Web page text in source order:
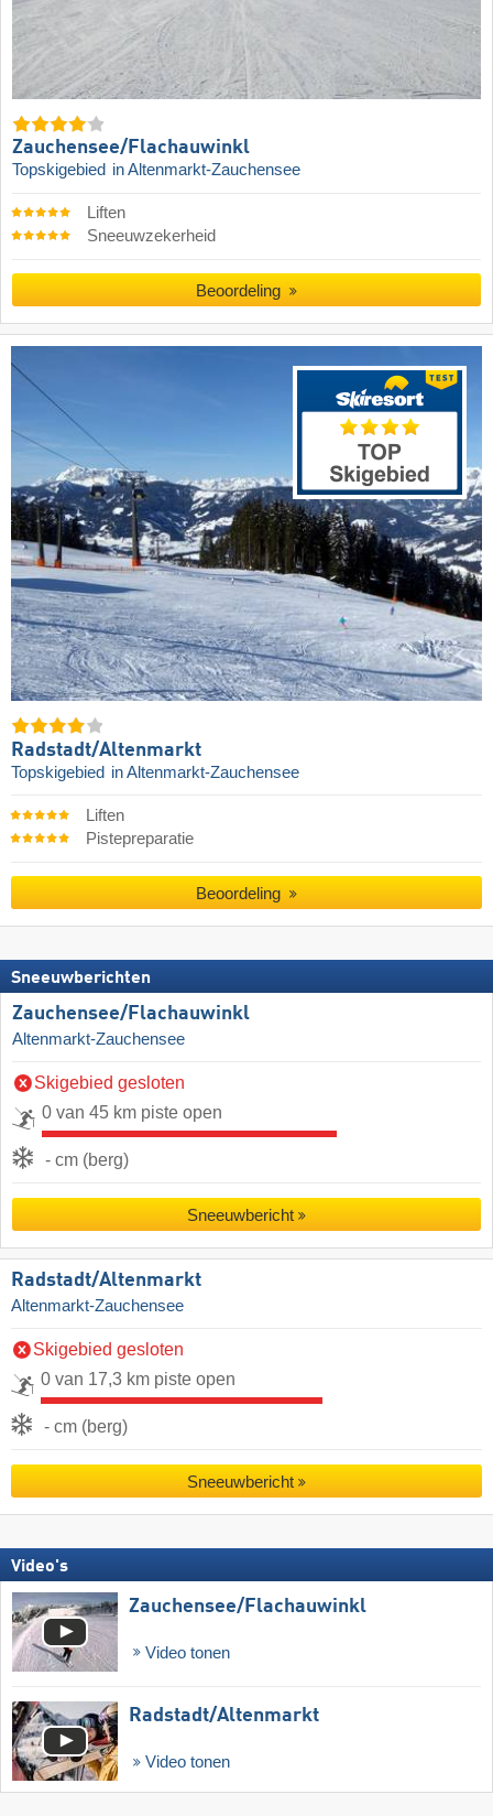
Zauchensee/​Flachauwinkl
Topskigebied in Altenmarkt-Zauchensee
Liften
Sneeuwzekerheid
Beoordeling
Radstadt/​Altenmarkt
Topskigebied in Altenmarkt-Zauchensee
Liften
Pistepreparatie
Beoordeling
Sneeuwberichten
Zauchensee/​Flachauwinkl
Altenmarkt-Zauchensee
Skigebied gesloten
0 van 45 km piste open
- cm (berg)
Sneeuwbericht
Radstadt/​Altenmarkt
Altenmarkt-Zauchensee
Skigebied gesloten
0 van 17,3 km piste open
- cm (berg)
Sneeuwbericht
Video's
Zauchensee/​Flachauwinkl
Video tonen
Radstadt/​Altenmarkt
Video tonen